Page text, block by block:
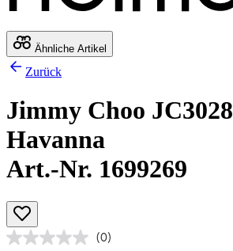
Ähnliche Artikel
Zurück
Jimmy Choo JC3028
Havanna
Art.-Nr. 1699269
(0)